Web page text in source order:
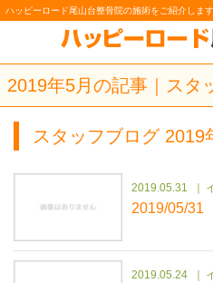
ハッピーロード尾山台整骨院の施術をご紹介します
2019年5月の記事｜スタ
スタッフブログ 2019
2019.05.31
2019/05/31
2019.05.24